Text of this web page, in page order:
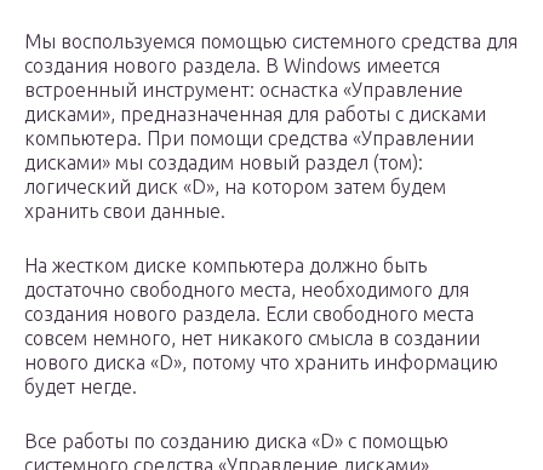
Мы воспользуемся помощью системного средства для
создания нового раздела. В Windows имеется
встроенный инструмент: оснастка «Управление
дисками», предназначенная для работы с дисками
компьютера. При помощи средства «Управлении
дисками» мы создадим новый раздел (том):
логический диск «D», на котором затем будем
хранить свои данные.
На жестком диске компьютера должно быть
достаточно свободного места, необходимого для
создания нового раздела. Если свободного места
совсем немного, нет никакого смысла в создании
нового диска «D», потому что хранить информацию
будет негде.
Все работы по созданию диска «D» с помощью
системного средства «Управление дисками»